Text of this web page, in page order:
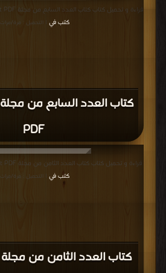
PDF
قراءة و تحميل كتاب كتاب العدد السابع من مجلة NetworkSet PDF مجانا | مكتبة >
كتب في
| التحميل : مرة/مرات
قراءة و تحميل كتاب كتاب العدد الثامن من مجلة NetworkSet PDF مجانا | مكتبة >
كتب في
| التحميل : مرة/مرات